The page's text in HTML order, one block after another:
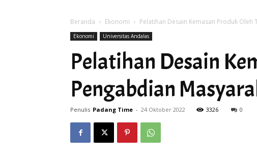
Beranda Ekonomi Pelatihan Desain Kemasan Produk Oleh
Ekonomi Universitas Andalas
Pelatihan Desain
Pengabdian
Penulis Padang Time - 24 Oktober 2022 3326 0